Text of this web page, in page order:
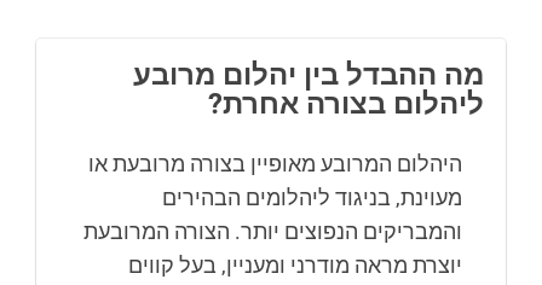
מה ההבדל בין יהלום מרובע
ליהלום בצורה אחרת?
היהלום המרובע מאופיין בצורה מרובעת או
מעוינת, בניגוד ליהלומים הבהירים
והמבריקים הנפוצים יותר. הצורה המרובעת
יוצרת מראה מודרני ומעניין, בעל קווים